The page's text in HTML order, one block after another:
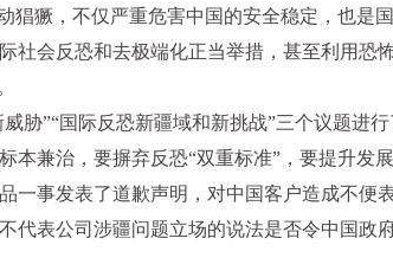
猖獗，不仅严重危害中国的安全稳定，也是
会反恐和去极端化正当举措，甚至利用
胁”“国际反恐新疆域和新挑战”三个议题进
兼治，要摒弃反恐“双重标准”，要提升发
一事发表了道歉声明，对中国客户造成不
表公司涉疆问题立场的说法是否令中国